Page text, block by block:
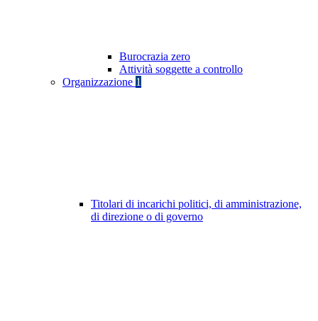
Burocrazia zero
Attività soggette a controllo
Organizzazione 1
Titolari di incarichi politici, di amministrazione,
di direzione o di governo